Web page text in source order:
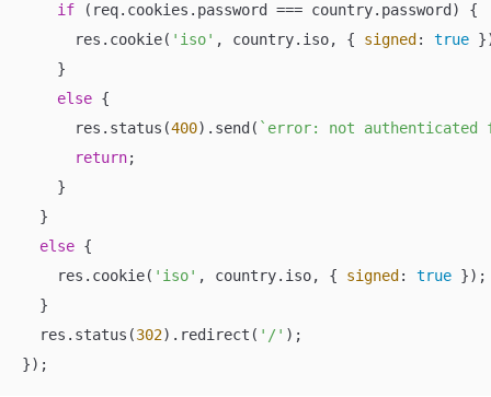
if (req.cookies.password === country.password) {
      res.cookie(
'iso' , country.iso, { signed : true
    }
else {
      res.status(
400).send( `error: not
return;
    }
  }
else {
    res.cookie(
'iso' , country.iso, { signed : true });
  }
  res.status(
302).redirect( '/' );
});